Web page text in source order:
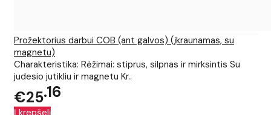
Prožektorius darbui COB (ant galvos) (įkraunamas, su
magnetu)
Charakteristika: Rėžimai: stiprus, silpnas ir mirksintis Su
judesio jutikliu ir magnetu Kr..
€2516